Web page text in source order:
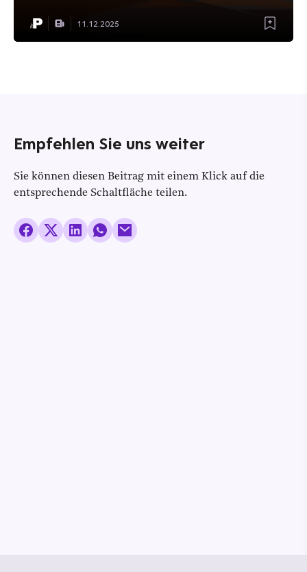
11.12.2025
Empfehlen Sie uns weiter
Sie können diesen Beitrag mit einem Klick auf die
entsprechende Schaltfläche teilen.